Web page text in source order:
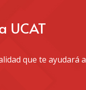
UCAT
que te ayudará a